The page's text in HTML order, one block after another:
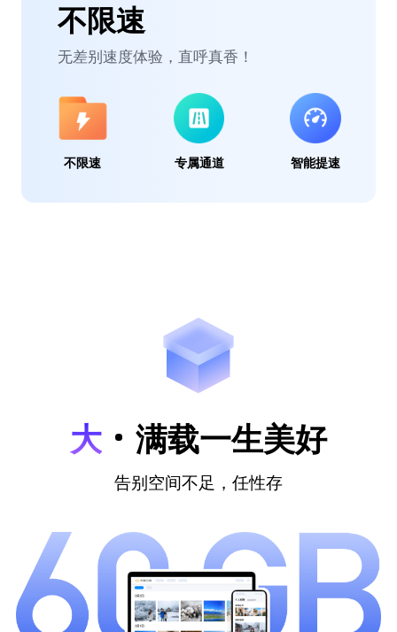
不限速
无差别速度体验，直呼真香！
不限速 专属通道 智能提速
大 满载一生美好
告别空间不足，任性存